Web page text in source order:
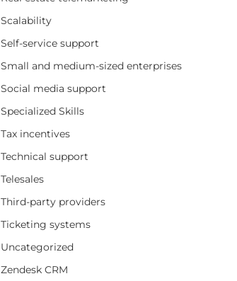
Scalability
Self-service support
Small and medium-sized enterprises
Social media support
Specialized Skills
Tax incentives
Technical support
Telesales
Third-party providers
Ticketing systems
Uncategorized
Zendesk CRM